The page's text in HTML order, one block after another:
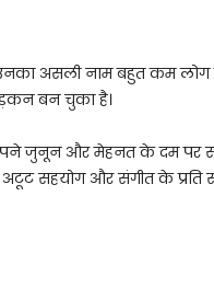
असली नाम बहुत कम लोग
बन चुका है।
जुनून और मेहनत के दम पर
अटूट सहयोग और संगीत के प्रति